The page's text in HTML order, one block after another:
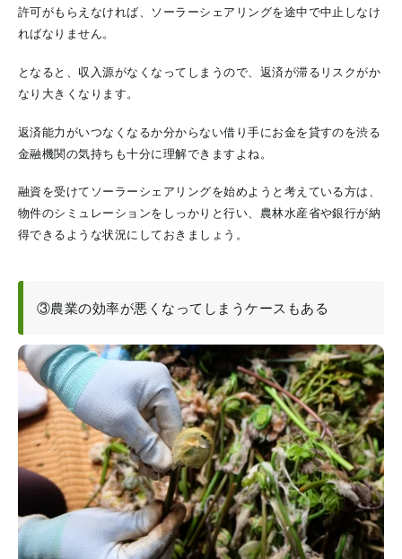
許可がもらえなければ、ソーラーシェアリングを途中で中止しなけ
ればなりません。
となると、収入源がなくなってしまうので、返済が滞るリスクがか
なり大きくなります。
返済能力がいつなくなるか分からない借り手にお金を貸すのを渋る
金融機関の気持ちも十分に理解できますよね。
融資を受けてソーラーシェアリングを始めようと考えている方は、
物件のシミュレーションをしっかりと行い、農林水産省や銀行が納
得できるような状況にしておきましょう。
③農業の効率が悪くなってしまうケースもある